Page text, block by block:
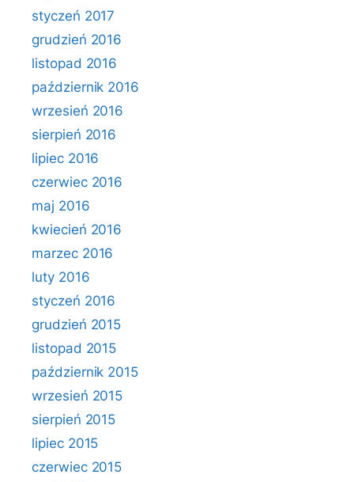
styczeń 2017
grudzień 2016
listopad 2016
październik 2016
wrzesień 2016
sierpień 2016
lipiec 2016
czerwiec 2016
maj 2016
kwiecień 2016
marzec 2016
luty 2016
styczeń 2016
grudzień 2015
listopad 2015
październik 2015
wrzesień 2015
sierpień 2015
lipiec 2015
czerwiec 2015